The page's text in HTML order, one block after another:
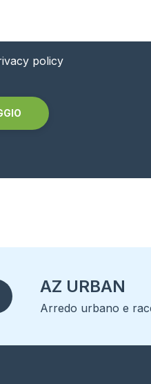
policy
AZ URBAN
Arredo urbano e